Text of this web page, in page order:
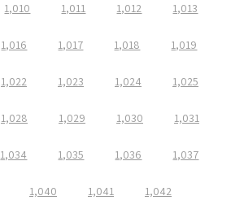
1,010 1,011 1,012 1,013
1,016 1,017 1,018 1,019
1,022 1,023 1,024 1,025
1,028 1,029 1,030 1,031
1,034 1,035 1,036 1,037
1,040 1,041 1,042